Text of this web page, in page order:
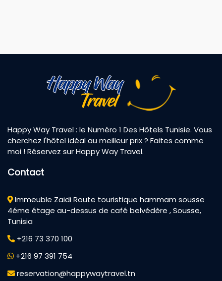
Happy Way Travel : le Numéro 1 Des Hôtels Tunisie. Vous
cherchez l'hôtel idéal au meilleur prix ? Faites comme
moi ! Réservez sur Happy Way Travel.
Contact
Immeuble Zaidi Route touristique hammam sousse
4éme étage au-dessus de café belvédère , Sousse,
Tunisia
+216 73 370 100
+216 97 391 754
reservation@happywaytravel.tn